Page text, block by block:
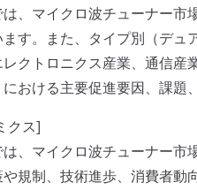
、マイクロ波チューナー
す。また、タイプ別（デ
レクトロニクス産業、通信
おける主要促進要因、課題
クス]
、マイクロ波チューナー市
規制、技術進歩、消費者動